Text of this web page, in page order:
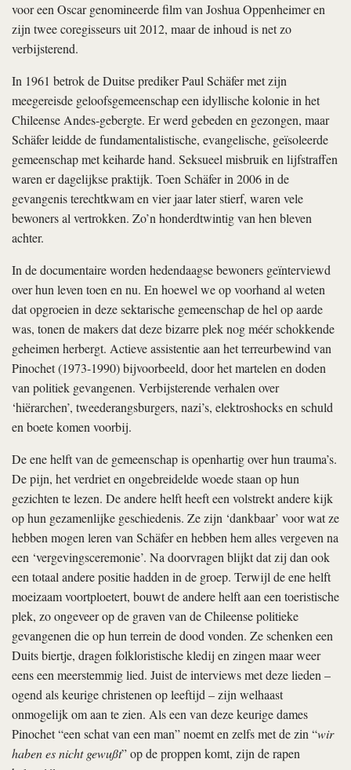
voor een Oscar genomineerde film van Joshua Oppenheimer en
zijn twee coregisseurs uit 2012, maar de inhoud is net zo
verbijsterend.
In 1961 betrok de Duitse prediker Paul Schäfer met zijn
meegereisde geloofsgemeenschap een idyllische kolonie in het
Chileense Andes-gebergte. Er werd gebeden en gezongen, maar
Schäfer leidde de fundamentalistische, evangelische, geïsoleerde
gemeenschap met keiharde hand. Seksueel misbruik en lijfstraffen
waren er dagelijkse praktijk. Toen Schäfer in 2006 in de
gevangenis terechtkwam en vier jaar later stierf, waren vele
bewoners al vertrokken. Zo’n honderdtwintig van hen bleven
achter.
In de documentaire worden hedendaagse bewoners geïnterviewd
over hun leven toen en nu. En hoewel we op voorhand al weten
dat opgroeien in deze sektarische gemeenschap de hel op aarde
was, tonen de makers dat deze bizarre plek nog méér schokkende
geheimen herbergt. Actieve assistentie aan het terreurbewind van
Pinochet (1973-1990) bijvoorbeeld, door het martelen en doden
van politiek gevangenen. Verbijsterende verhalen over
‘hiërarchen’, tweederangsburgers, nazi’s, elektroshocks en schuld
en boete komen voorbij.
De ene helft van de gemeenschap is openhartig over hun trauma’s.
De pijn, het verdriet en ongebreidelde woede staan op hun
gezichten te lezen. De andere helft heeft een volstrekt andere kijk
op hun gezamenlijke geschiedenis. Ze zijn ‘dankbaar’ voor wat ze
hebben mogen leren van Schäfer en hebben hem alles vergeven na
een ‘vergevingsceremonie’. Na doorvragen blijkt dat zij dan ook
een totaal andere positie hadden in de groep. Terwijl de ene helft
moeizaam voortploetert, bouwt de andere helft aan een toeristische
plek, zo ongeveer op de graven van de Chileense politieke
gevangenen die op hun terrein de dood vonden. Ze schenken een
Duits biertje, dragen folkloristische kledij en zingen maar weer
eens een meerstemmig lied. Juist de interviews met deze lieden –
ogend als keurige christenen op leeftijd – zijn welhaast
onmogelijk om aan te zien. Als een van deze keurige dames
Pinochet “een schat van een man” noemt en zelfs met de zin “wir
haben es nicht gewußt” op de proppen komt, zijn de rapen